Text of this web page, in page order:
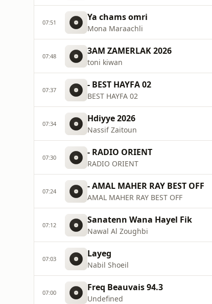
07:51 Ya chams omri
Mona Maraachli
07:48 3AM ZAMERLAK 2026
toni kiwan
07:37 - BEST HAYFA 02
BEST HAYFA 02
07:34 Hdiyye 2026
Nassif Zaitoun
07:30 - RADIO ORIENT
RADIO ORIENT
07:24 - AMAL MAHER RAY BEST OFF
AMAL MAHER RAY BEST OFF
07:12 Sanatenn Wana Hayel Fik
Nawal Al Zoughbi
07:03 Layeg
Nabil Shoeil
07:00 Freq Beauvais 94.3
Undefined